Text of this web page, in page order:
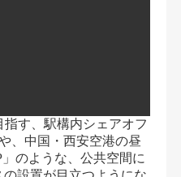
す、駅構内シェアオフ
、中国・西安空港の昼
のような、公共空間に